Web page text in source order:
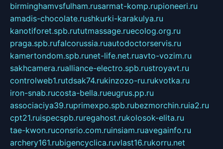
birminghamvsfulham.rusarmat-komp.rupioneeri.ru
amadis-chocolate.rushkurki-karakulya.ru
kanotiforet.spb.rututmassage.ruecolog.org.ru
praga.spb.rufalcorussia.ruautodoctorservis.ru
kamertondom.spb.runet-life.net.ruavto-vozim.ru
sakhcamera.rualliance-electro.spb.rustroyavt.ru
controlweb1.rutdsak74.rukinzozo-ru.rukvotka.ru
iron-snab.rucosta-bella.rueugrus.pp.ru
associaciya39.ruprimexpo.spb.rubezmorchin.ruia2.ru
cpt21.ruispecspb.ruregahost.rukolosok-elita.ru
tae-kwon.ruconsrio.com.ruinsiam.ruavegainfo.ru
archery161.rubigencyclica.ruvlast16.rukorru.net